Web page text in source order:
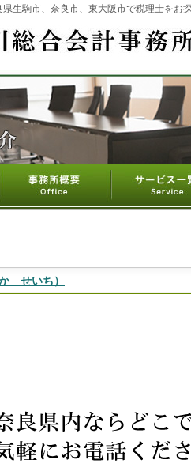
生駒市、奈良市、東大阪市で税理士をお
せいち）